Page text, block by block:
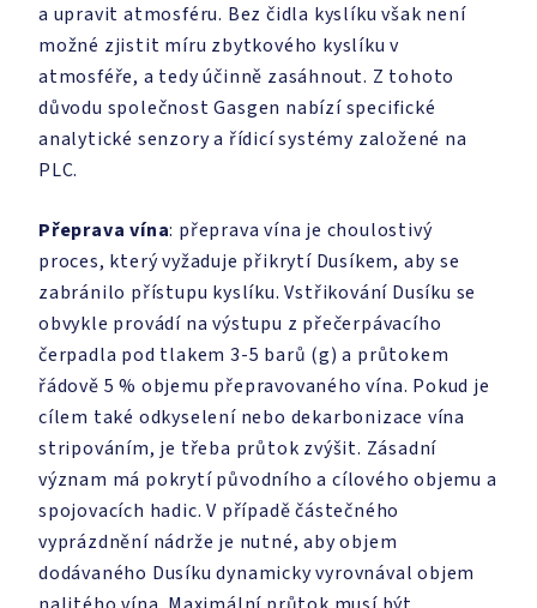
a upravit atmosféru. Bez čidla kyslíku však není
možné zjistit míru zbytkového kyslíku v
atmosféře, a tedy účinně zasáhnout. Z tohoto
důvodu společnost Gasgen nabízí specifické
analytické senzory a řídicí systémy založené na
PLC.
Přeprava vína: přeprava vína je choulostivý
proces, který vyžaduje přikrytí Dusíkem, aby se
zabránilo přístupu kyslíku. Vstřikování Dusíku se
obvykle provádí na výstupu z přečerpávacího
čerpadla pod tlakem 3-5 barů (g) a průtokem
řádově 5 % objemu přepravovaného vína. Pokud je
cílem také odkyselení nebo dekarbonizace vína
stripováním, je třeba průtok zvýšit. Zásadní
význam má pokrytí původního a cílového objemu a
spojovacích hadic. V případě částečného
vyprázdnění nádrže je nutné, aby objem
dodávaného Dusíku dynamicky vyrovnával objem